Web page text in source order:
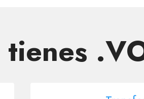
tienes